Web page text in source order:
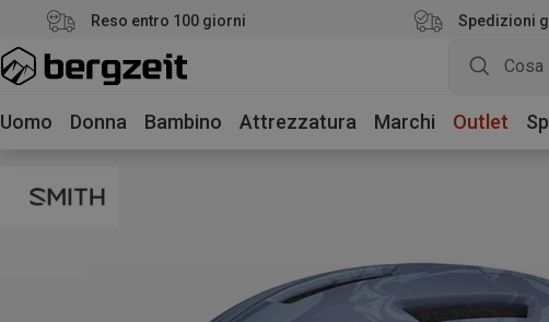
Reso entro 100 giorni Spedizioni
Uomo Donna Bambino Attrezzatura Marchi Outlet